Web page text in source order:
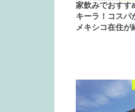
家飲みでおすす
キーラ！コスパ
メキシコ在住が